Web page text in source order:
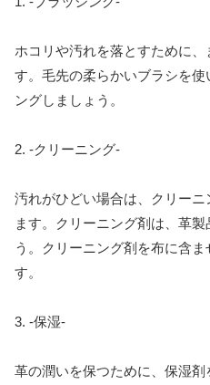
ホコリや汚れを落とすために
す。毛先の柔らかいブラシを
ングしましょう。
2. -クリーニング-
汚れがひどい場合は、クリー
ます。クリーニング剤は、革
う。クリーニング剤を布に含
す。
3. -保湿-
革の潤いを保つために、保湿